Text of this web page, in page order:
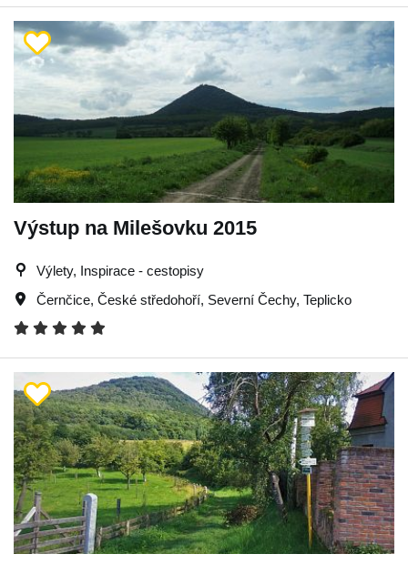
Výstup na Milešovku 2015
Výlety, Inspirace - cestopisy
Černčice, České středohoří, Severní Čechy, Teplicko